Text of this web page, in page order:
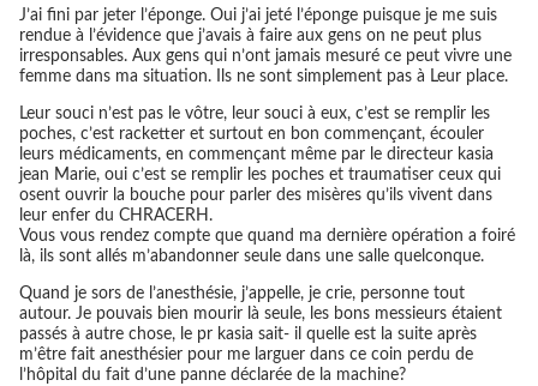
J’ai fini par jeter l’éponge. Oui j’ai jeté l’éponge puisque je me suis
rendue à l’évidence que j’avais à faire aux gens on ne peut plus
irresponsables. Aux gens qui n’ont jamais mesuré ce peut vivre une
femme dans ma situation. Ils ne sont simplement pas à Leur place.
Leur souci n’est pas le vôtre, leur souci à eux, c’est se remplir les
poches, c’est racketter et surtout en bon commençant, écouler
leurs médicaments, en commençant même par le directeur kasia
jean Marie, oui c’est se remplir les poches et traumatiser ceux qui
osent ouvrir la bouche pour parler des misères qu’ils vivent dans
leur enfer du CHRACERH.
Vous vous rendez compte que quand ma dernière opération a foiré
là, ils sont allés m’abandonner seule dans une salle quelconque.
Quand je sors de l’anesthésie, j’appelle, je crie, personne tout
autour. Je pouvais bien mourir là seule, les bons messieurs étaient
passés à autre chose, le pr kasia sait- il quelle est la suite après
m’être fait anesthésier pour me larguer dans ce coin perdu de
l’hôpital du fait d’une panne déclarée de la machine?